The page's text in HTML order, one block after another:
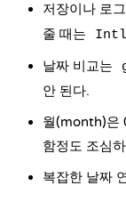
저장이나 로
줄 때는
날짜 비교는
안 된다.
월(month)은
함정도 조심
복잡한 날짜